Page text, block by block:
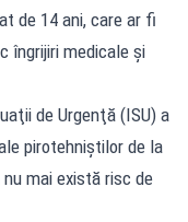
de 14 ani, care ar fi
îngrijiri medicale și
de Urgenţă (ISU) a
pirotehniștilor de la
mai există risc de